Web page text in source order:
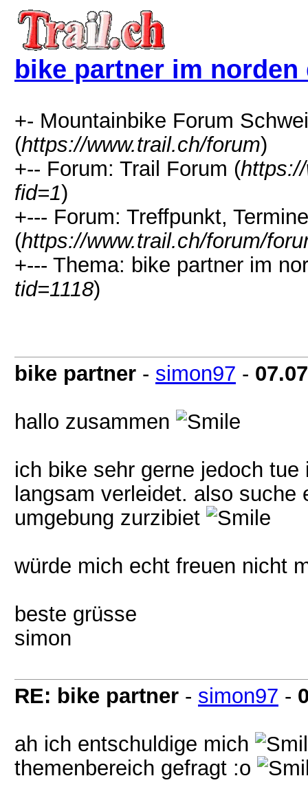
bike partner im norden
+- Mountainbike Forum
(https://www.trail.ch/forum)
+-- Forum: Trail Forum (
fid=1)
+--- Forum: Treffpunkt,
(https://www.trail.ch/forum/
+--- Thema: bike partner im
tid=1118)
bike partner - simon97 -
hallo zusammen
ich bike sehr gerne jedoch
langsam verleidet. also
umgebung zurzibiet
würde mich echt freuen nicht
beste grüsse
simon
RE: bike partner - simon97 -
ah ich entschuldige mich
themenbereich gefragt :o